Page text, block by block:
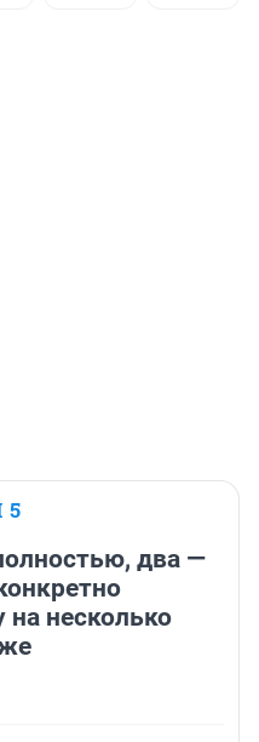
5
два —
на несколько